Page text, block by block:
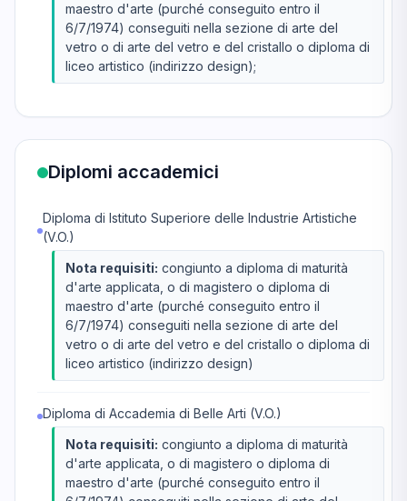
maestro d'arte (purché conseguito entro il
6/7/1974) conseguiti nella sezione di arte del
vetro o di arte del vetro e del cristallo o diploma di
liceo artistico (indirizzo design);
Diplomi accademici
Diploma di Istituto Superiore delle Industrie Artistiche
(V.O.)
Nota requisiti: congiunto a diploma di maturità
d'arte applicata, o di magistero o diploma di
maestro d'arte (purché conseguito entro il
6/7/1974) conseguiti nella sezione di arte del
vetro o di arte del vetro e del cristallo o diploma di
liceo artistico (indirizzo design)
Diploma di Accademia di Belle Arti (V.O.)
Nota requisiti: congiunto a diploma di maturità
d'arte applicata, o di magistero o diploma di
maestro d'arte (purché conseguito entro il